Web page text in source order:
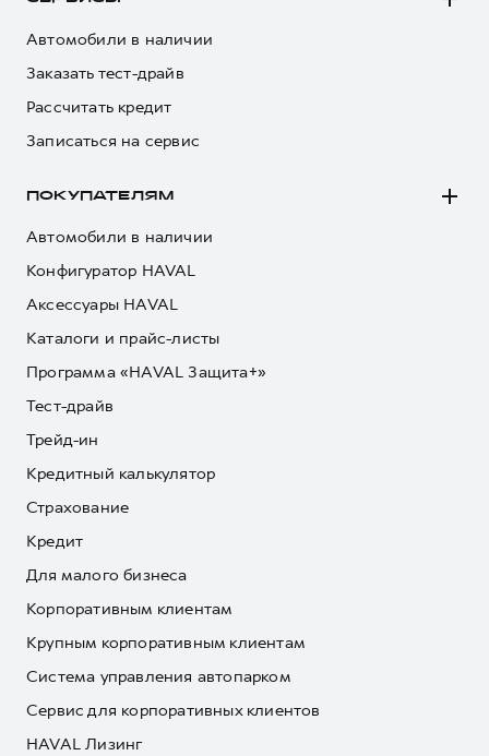
HAVAL Лизинг
АКСЕССУАРЫ HAVAL
Автомобильные аксессуары
Коллекция Детская
АКСЕССУАРЫ HAVAL
Автомобильные аксессуары
Коллекция CITY
Коллекция Базовая
Автомобили в наличии
Заказать тест-драйв
Рассчитать кредит
Записаться на сервис
ПОКУПАТЕЛЯМ
Автомобили в наличии
Конфигуратор HAVAL
Аксессуары HAVAL
Каталоги и прайс-листы
Программа «HAVAL Защита+»
Тест-драйв
Трейд-ин
Кредитный калькулятор
Страхование
Кредит
Для малого бизнеса
Корпоративным клиентам
Крупным корпоративным клиентам
Система управления автопарком
Сервис для корпоративных клиентов
HAVAL Лизинг